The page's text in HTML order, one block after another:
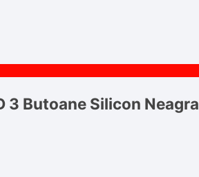
3 Butoane Silicon Neagra